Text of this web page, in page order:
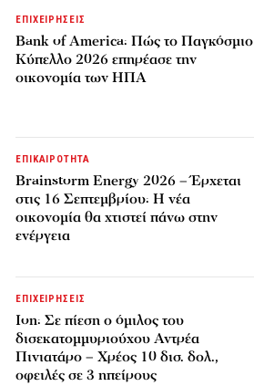
ΕΠΙΧΕΙΡΗΣΕΙΣ
Bank of America: Πώς το Παγκόσμιο
Κύπελλο 2026 επηρέασε την
οικονομία των ΗΠΑ
ΕΠΙΚΑΙΡΟΤΗΤΑ
Brainstorm Energy 2026 – Έρχεται
στις 16 Σεπτεμβρίου: Η νέα
οικονομία θα χτιστεί πάνω στην
ενέργεια
ΕΠΙΧΕΙΡΗΣΕΙΣ
Ion: Σε πίεση ο όμιλος του
δισεκατομμυριούχου Αντρέα
Πινιατάρο – Χρέος 10 δισ. δολ.,
οφειλές σε 3 ηπείρους